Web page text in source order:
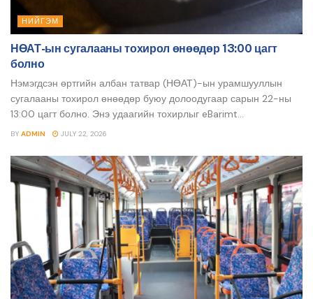
НИЙГЭМ
НӨАТ-ын сугалааны тохирол өнөөдөр 13:00 цагт
болно
Нэмэгдсэн өртгийн албан татвар (НӨАТ)-ын урамшууллын
сугалааны тохирол өнөөдөр буюу долоодугаар сарын 22-ны
13:00 цагт болно. Энэ удаагийн тохирлыг eBarimt...
BY ADMIN JULY 22, 2026